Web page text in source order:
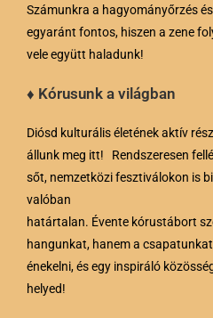
Számunkra a hagyományőrzés
egyaránt fontos, hiszen a zene
vele együtt haladunk!
♦ Kórusunk a világban
Diósd kulturális életének aktív
állunk meg itt! Rendszeresen
sőt, nemzetközi fesztiválokon is
valóban
határtalan. Évente kórustábort
hangunkat, hanem a
énekelni, és egy inspiráló
helyed!